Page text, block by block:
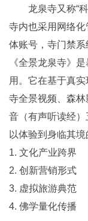
龙泉寺又称“科
寺内也采用网络
体账号，寺门禁系
《全景龙泉寺》
用。它在基于真
寺全景视频、森
音（有声听读经
以体验到身临其境
1. 文化产业跨界
2. 创新营销形式
3. 虚拟旅游典范
4. 佛学量化传播